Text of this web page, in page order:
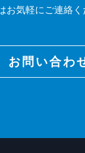
お気軽にご連絡く
お問い合わ